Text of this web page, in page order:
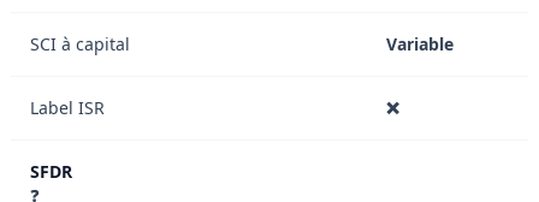
SCI à capital Variable
Label ISR ❌
SFDR
❓